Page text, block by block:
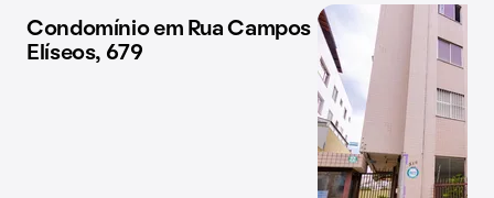
1 imóvel disponível
Condomínio em Rua Campos
Elíseos, 679